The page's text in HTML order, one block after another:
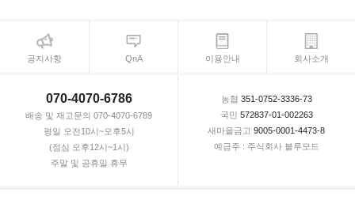
공지사항 QnA 이용안내 회사소개
070-4070-6786
배송 및 재고문의 070-4070-6789
평일 오전10시~오후5시
(점심 오후12시~1시)
주말 및 공휴일 휴무
농협 351-0752-3336-73
국민 572837-01-002263
새마을금고 9005-0001-4473-8
예금주 : 주식회사 블루모드